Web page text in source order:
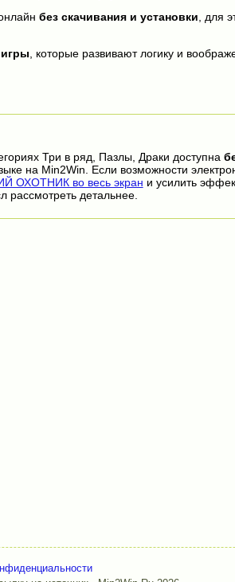
без скачивания и установки , для
, которые развивают логику и
Три в ряд, Пазлы, Драки доступна
на Min2Win. Если возможности
ОХОТНИК во весь экран и усилить
детальнее.